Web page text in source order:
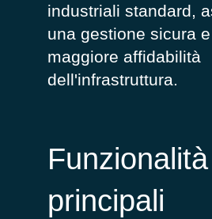
industriali standard,
una gestione sicura
maggiore affidabilità
dell'infrastruttura.
Funzionalità
principali